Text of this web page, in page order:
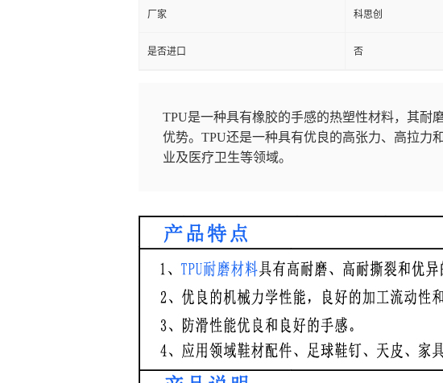
厂家 科思创
是否进口 否
TPU是一种具有橡胶的手感的热塑性材料，其耐
优势。TPU还是一种具有优良的高张力、高拉力
业及医疗卫生等领域。